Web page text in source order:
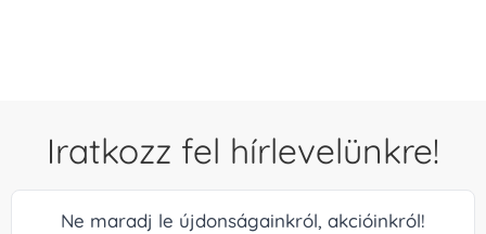
Iratkozz fel hírlevelünkre!
Ne maradj le újdonságainkról, akcióinkról!